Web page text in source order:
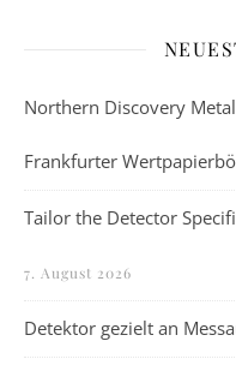
Northern Discovery
Frankfurter
Tailor the Detector
7. August 2026
Detektor gezielt an